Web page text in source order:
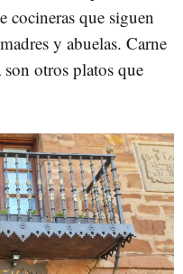
cocineras que siguen
y abuelas. Carne
son otros platos que